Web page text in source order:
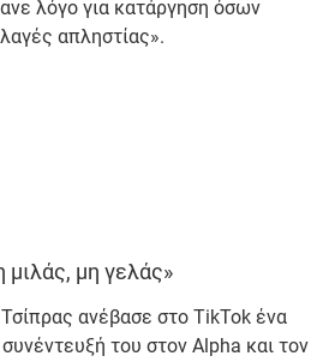
λόγο για κατάργηση όσων
απληστίας».
μη γελάς»
ανέβασε στο TikTok ένα
του στον Alpha και τον